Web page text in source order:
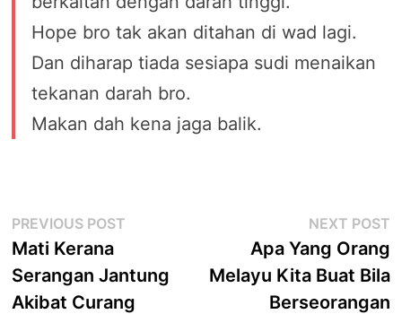
Hope bro tak akan ditahan di wad lagi.
Dan diharap tiada sesiapa sudi menaikan
tekanan darah bro.
Makan dah kena jaga balik.
Post
navigation
PREVIOUS POST
Mati Kerana
Serangan Jantung
Akibat Curang
NEXT POST
Apa Yang Orang
Melayu Kita Buat Bila
Berseorangan